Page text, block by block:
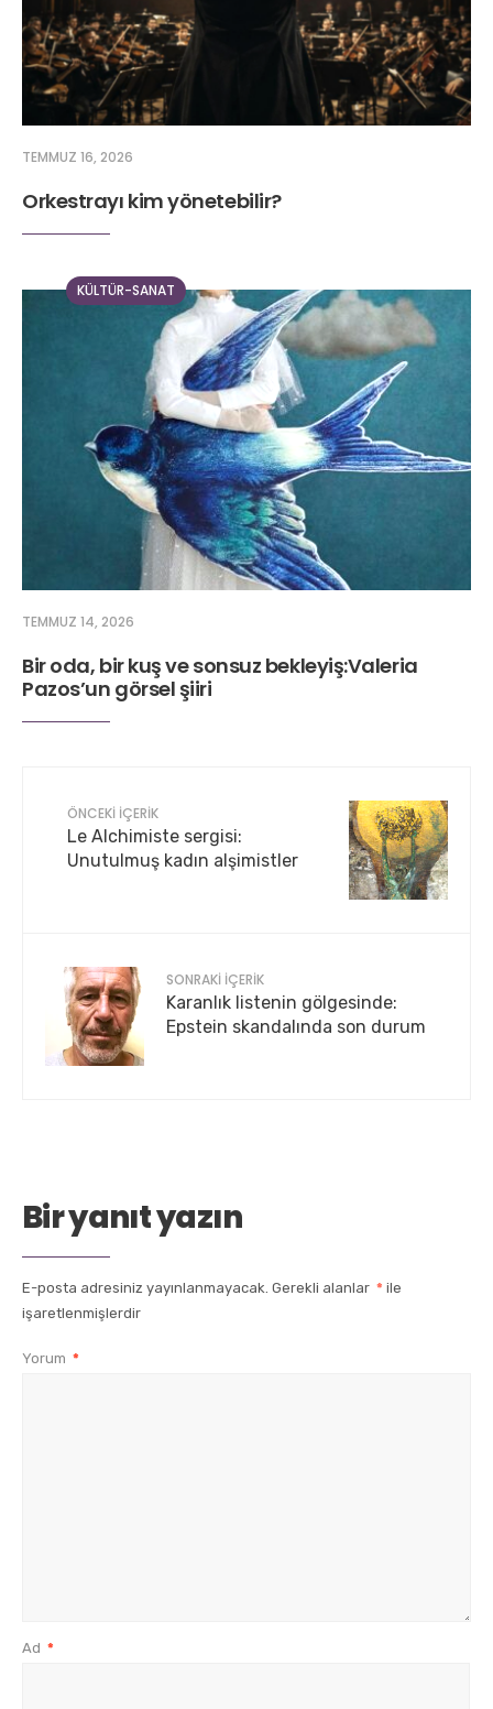
TEMMUZ 16, 2026
Orkestrayı kim yönetebilir?
KÜLTÜR-SANAT
TEMMUZ 14, 2026
Bir oda, bir kuş ve sonsuz bekleyiş:Valeria
Pazos’un görsel şiiri
ÖNCEKI İÇERIK
Le Alchimiste sergisi:
Unutulmuş kadın alşimistler
SONRAKI İÇERIK
Karanlık listenin gölgesinde:
Epstein skandalında son durum
Bir yanıt yazın
E-posta adresiniz yayınlanmayacak. Gerekli alanlar * ile
işaretlenmişlerdir
Yorum *
Ad *